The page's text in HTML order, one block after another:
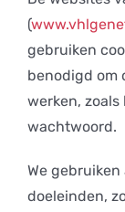
(
gebruiken
benodigd om
werken,
wachtwoord.
We
doeleinden,